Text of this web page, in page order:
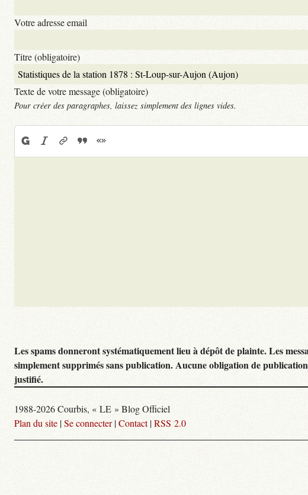
Votre adresse email
Titre (obligatoire)
Texte de votre message (obligatoire)
Pour créer des paragraphes, laissez simplement des lignes vides.
Les spams donneront systématiquement lieu à dépôt de plainte. Les
simplement supprimés sans publication. Aucune obligation de
justifié.
1988-2026 Courbis, « LE » Blog Officiel
Plan du site |Se connecter|Contact|RSS 2.0